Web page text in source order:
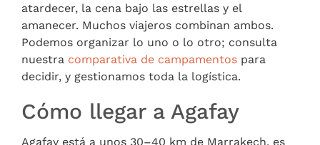
atardecer, la cena bajo las estrellas y el
amanecer. Muchos viajeros combinan ambos.
Podemos organizar lo uno o lo otro; consulta
nuestra comparativa de campamentos para
decidir, y gestionamos toda la logística.
Cómo llegar a Agafay
Agafay está a unos 30–40 km de Marrakech, es